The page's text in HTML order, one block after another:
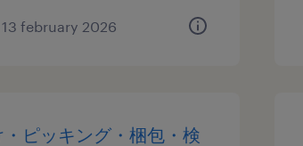
february 2026
ピッキング・梱包・検